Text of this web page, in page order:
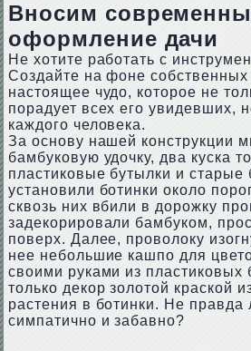
Вносим
оформление дачи
Не хотите работать с
Создайте на фоне собственных
настоящее чудо, которое не
порадует всех его увидевших,
каждого человека.
За основу нашей конструкции
бамбуковую удочку, два куска
пластиковые бутылки и старые
установили ботинки около
сквозь них вбили в дорожку
задекорировали бамбуком,
поверх. Далее, проволоку
нее небольшие кашпо для
своими руками из пластиковых
только декор золотой краской
растения в ботинки. Не правда
симпатично и забавно?